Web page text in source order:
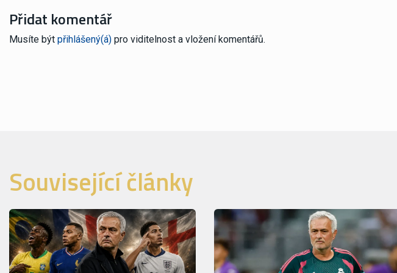
Přidat komentář
Musíte být přihlášený(á) pro viditelnost a vložení komentářů.
Související články